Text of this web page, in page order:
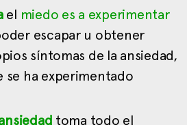
el miedo es a experimentar
escapar u obtener
síntomas de la ansiedad,
se ha experimentado
toma todo el